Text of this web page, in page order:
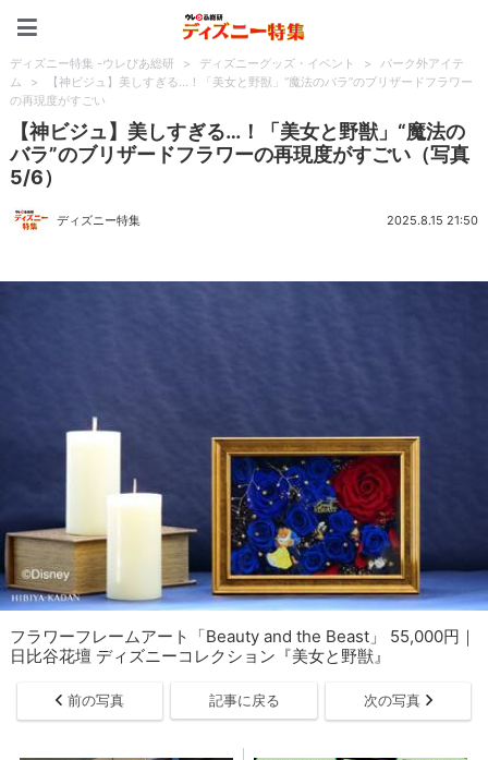
ディズニー特集 -ウレぴあ総研 > ディズニーグッズ・イベント >
パーク外アイテ
ム
>
【神ビジュ】美しすぎる…！「美女と野獣」“魔法のバラ”のブリザードフラワー
の再現度がすごい
【神ビジュ】美しすぎる…！「美女と野獣」“魔法の
バラ”のブリザードフラワーの再現度がすごい（写真
5/6）
ディズニー特集 2025.8.15 21:50
フラワーフレームアート「Beauty and the Beast」 55,000円｜
日比谷花壇 ディズニーコレクション『美女と野獣』
前の写真 記事に戻る 次の写真